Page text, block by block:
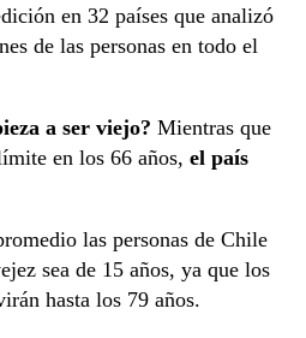
en 32 países que analizó
de las personas en todo el
a ser viejo? Mientras que
en los 66 años, el país
las personas de Chile
sea de 15 años, ya que los
hasta los 79 años.